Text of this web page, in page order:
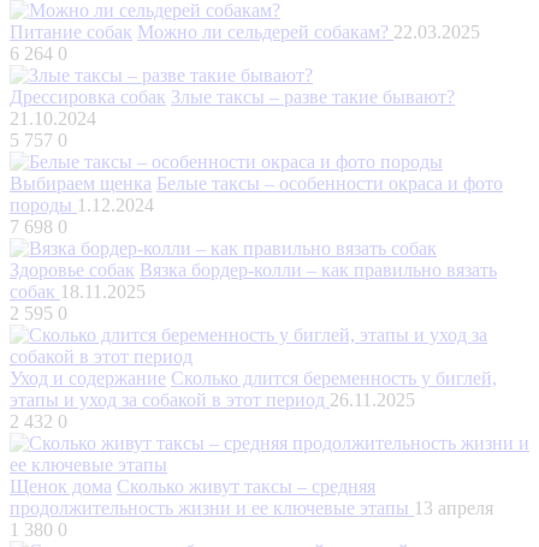
Питание собак Можно ли сельдерей собакам? 22.03.2025
6 264 0
Дрессировка собак Злые таксы – разве такие бывают?
21.10.2024
5 757 0
Выбираем щенка Белые таксы – особенности окраса и фото
породы 1.12.2024
7 698 0
Здоровье собак Вязка бордер-колли – как правильно вязать
собак 18.11.2025
2 595 0
Уход и содержание Сколько длится беременность у биглей,
этапы и уход за собакой в этот период 26.11.2025
2 432 0
Щенок дома Сколько живут таксы – средняя
продолжительность жизни и ее ключевые этапы 13 апреля
1 380 0